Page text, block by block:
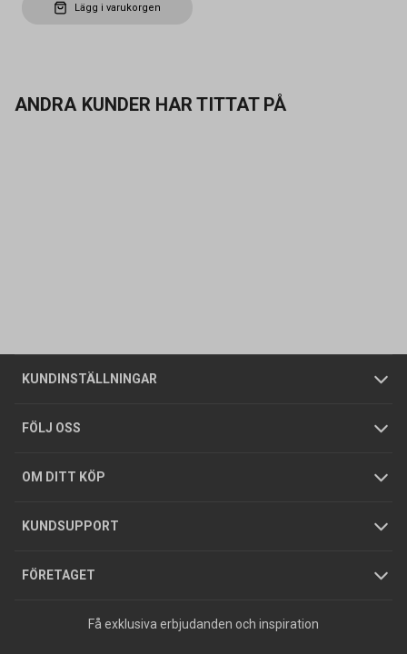
Lägg i varukorgen
ANDRA KUNDER HAR TITTAT PÅ
KUNDINSTÄLLNINGAR
Företagskund / Privatkund
FÖLJ OSS
OM DITT KÖP
Allmänna försäljningsvillkor
Integritetspolicy
GDPR
KUNDSUPPORT
Butiker
Foldrar och kataloger
Köpguider
Varumärken
FÖRETAGET
Om oss
Tjänster
Hållbarhet
Jobba hos oss
Press
Få exklusiva erbjudanden och inspiration